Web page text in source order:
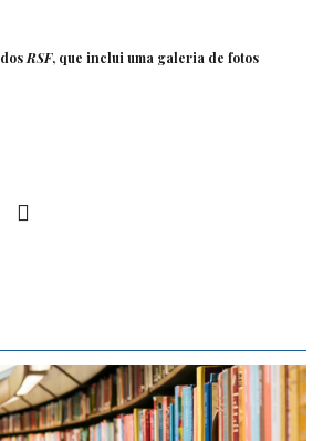
dosRSF, que inclui uma galeria de fotos